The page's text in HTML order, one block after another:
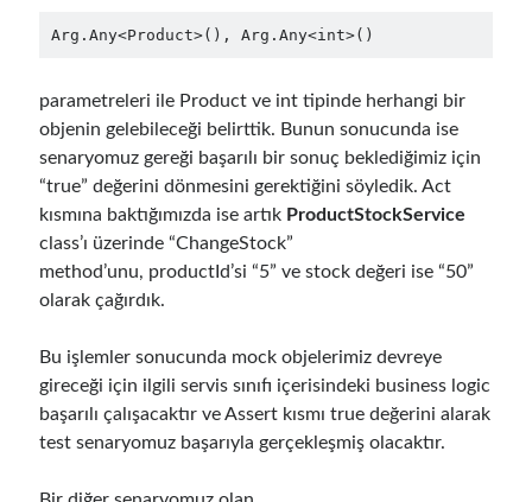
Güvenlik Risklerini Azaltma (OPA Gatekeeper ve Ratify ile
Building an AI Agent in .NET: Deterministic Routing and Intelligent
Search with Microsoft Agent FrameworkiçinRuntime Governance for
Son Yazılar
Runtime Governance for AI Agents: Policy-as-Code with OPA
Building an AI Agent in .NET: Deterministic Routing and Intelligent
DevEx Series 03: Laying the Azure Focused Platform Foundation for an
MCP Server
DevEx Series 01: Creating Golden Paths with Backstage, Developer Self-
Arg.Any<Product>(), Arg.Any<int>()
parametreleri ile Product ve int tipinde herhangi bir
objenin gelebileceği belirttik. Bunun sonucunda ise
senaryomuz gereği başarılı bir sonuç beklediğimiz için
“true” değerini dönmesini gerektiğini söyledik. Act
kısmına baktığımızda ise artık ProductStockService
class’ı üzerinde “ChangeStock”
method’unu, productId’si “5” ve stock değeri ise “50”
olarak çağırdık.
Bu işlemler sonucunda mock objelerimiz devreye
gireceği için ilgili servis sınıfı içerisindeki business logic
başarılı çalışacaktır ve Assert kısmı true değerini alarak
test senaryomuz başarıyla gerçekleşmiş olacaktır.